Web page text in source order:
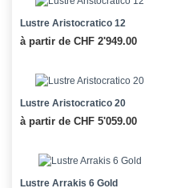
Lustre Aristocratico 12
à partir de CHF 2'949.00
Lustre Aristocratico 20
à partir de CHF 5'059.00
Lustre Arrakis 6 Gold